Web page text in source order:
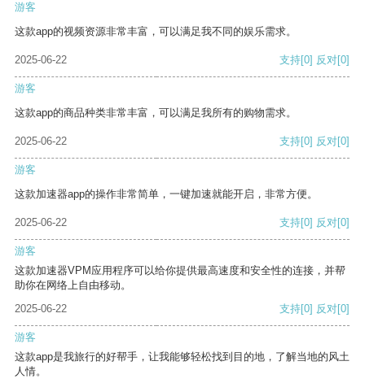
游客
这款app的视频资源非常丰富，可以满足我不同的娱乐需求。
2025-06-22 支持[0] 反对[0]
游客
这款app的商品种类非常丰富，可以满足我所有的购物需求。
2025-06-22 支持[0] 反对[0]
游客
这款加速器app的操作非常简单，一键加速就能开启，非常方便。
2025-06-22 支持[0] 反对[0]
游客
这款加速器VPM应用程序可以给你提供最高速度和安全性的连接，并帮
助你在网络上自由移动。
2025-06-22
支持[0] 反对[0]
游客
这款app是我旅行的好帮手，让我能够轻松找到目的地，了解当地的风土
人情。